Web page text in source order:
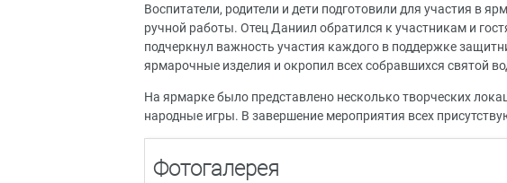
Воспитатели, родители и дети подготовили для участия в
ручной работы. Отец Даниил обратился к участникам и
подчеркнул важность участия каждого в поддержке
ярмарочные изделия и окропил всех собравшихся святой
На ярмарке было представлено несколько творческих
народные игры. В завершение мероприятия всех
Фотогалерея